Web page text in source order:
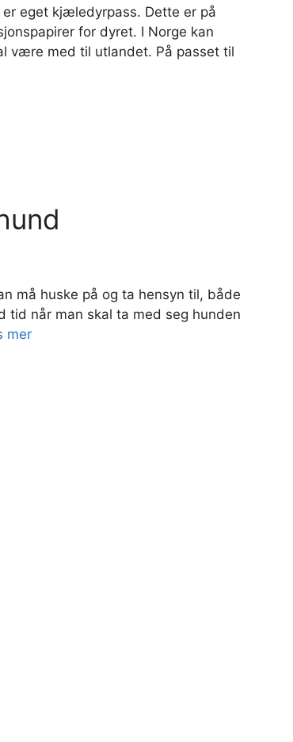
eget kjæledyrpass. Dette er på
for dyret. I Norge kan
være med til utlandet. På passet til
må huske på og ta hensyn til, både
tid når man skal ta med seg hunden
mer